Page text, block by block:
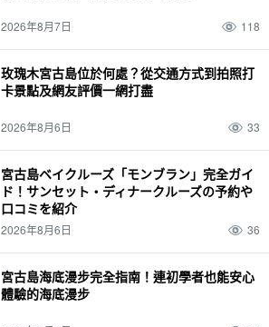
2026年8月7日 118
玫瑰木宮古島位於何處？從交通方式到拍照打
卡景點及網友評價一網打盡
2026年8月6日 33
宮古島ベイクルーズ「モンブラン」完全ガイ
ド！サンセット・ディナークルーズの予約や
口コミを紹介
2026年8月6日 36
宮古島海底漫步完全指南！連初學者也能安心
體驗的海底漫步